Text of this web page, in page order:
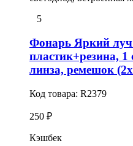
5
Фонарь Яркий
пластик+резина, 1
линза, ремешок
Код товара: R2379
250 ₽
Кэшбек